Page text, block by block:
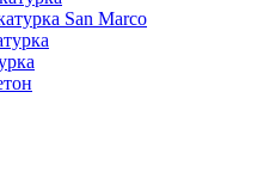
San Marco